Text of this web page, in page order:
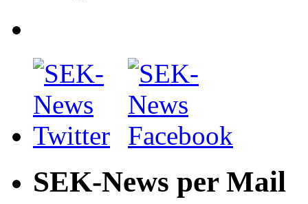
SEK-News per Mail